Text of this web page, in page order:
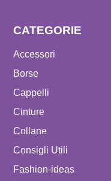
CATEGORIE
Accessori
Borse
Cappelli
Cinture
Collane
Consigli Utili
Fashion-ideas